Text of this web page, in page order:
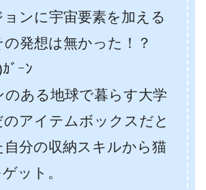
ンに宇宙要素を加える
の発想は無かった！？
ﾞｰﾝ
のある地球で暮らす大学
アイテムボックスだと
自分の収納スキルから猫
ット。